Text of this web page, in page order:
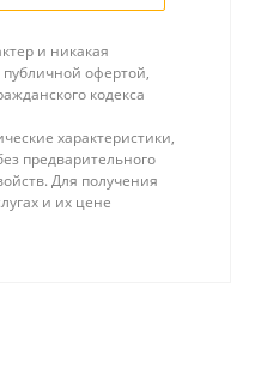
и никакая
офертой,
кодекса
характеристики,
предварительного
Для получения
и их цене